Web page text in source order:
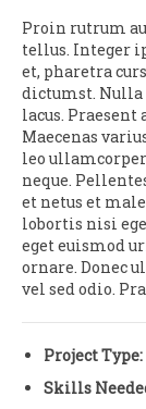
Proin rutrum
tellus. Integer
et, pharetra
dictumst. Nulla
lacus.
Maecenas
leo
neque.
et netus et
lobortis nisi
eget euismod
ornare. Donec
vel sed odio.
Project Type:
Skills